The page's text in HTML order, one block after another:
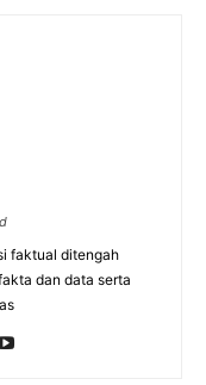
faktual ditengah
dan data serta